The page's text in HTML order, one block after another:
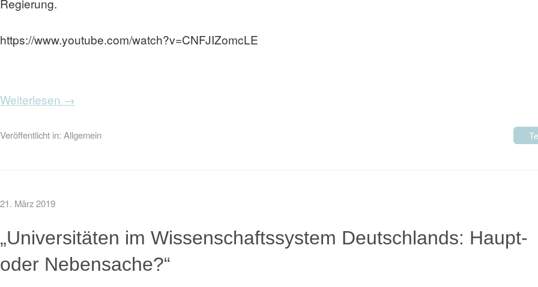
Regierung.
https://www.youtube.com/watch?v=CNFJIZomcLE
Weiterlesen →
Veröffentlicht in: Allgemein
21. März 2019
„Universitäten im Wissenschaftssystem Deutschlands: Haupt-
oder Nebensache?“